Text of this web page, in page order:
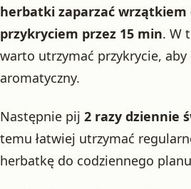
herbatki zaparzać wrzątkiem
przykryciem przez 15 min. W
warto utrzymać przykrycie, aby
aromatyczny.
Następnie pij 2 razy dziennie
temu łatwiej utrzymać
herbatkę do codziennego